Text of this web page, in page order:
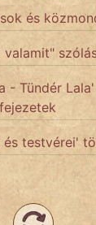
és
valamit"
- Tündér Lala'
és testvérei'